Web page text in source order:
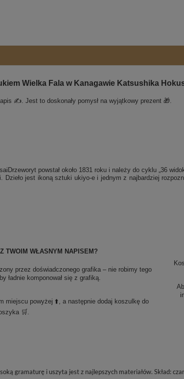
Wielka Fala w Kanagawie Katsushika
✍️. Jest to doskonały pomysł na wyjątkowy prezent 🎁.
powstał około 1831 roku i należy do cyklu „36
jest ikoną sztuki ukiyo-e i jednym z najbardziej
TWOIM WŁASNYM NAPISEM?
przez doświadczonego grafika – nie robimy tego
ładnie komponował się z grafiką.
miejscu powyżej ⬆️, a następnie dodaj koszulkę do
🛒.
gramaturę i uszyta jest z najlepszych materiałów. Skład: